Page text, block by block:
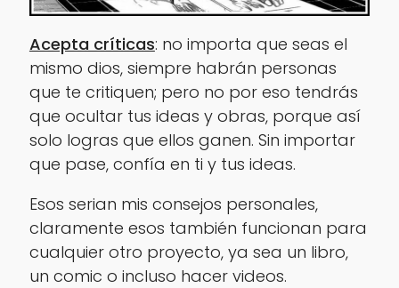
Acepta críticas: no importa que seas el
mismo dios, siempre habrán personas
que te critiquen; pero no por eso tendrás
que ocultar tus ideas y obras, porque así
solo logras que ellos ganen. Sin importar
que pase, confía en ti y tus ideas.
Esos serian mis consejos personales,
claramente esos también funcionan para
cualquier otro proyecto, ya sea un libro,
un comic o incluso hacer videos.